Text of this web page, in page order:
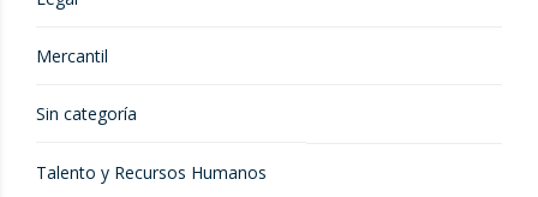
Mercantil
Sin categoría
Talento y Recursos Humanos